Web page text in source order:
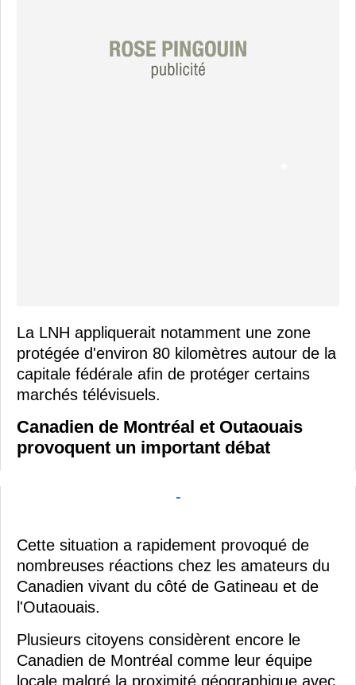
La LNH appliquerait notamment une zone
protégée d'environ 80 kilomètres autour de la
capitale fédérale afin de protéger certains
marchés télévisuels.
Canadien de Montréal et Outaouais
provoquent un important débat
-
Cette situation a rapidement provoqué de
nombreuses réactions chez les amateurs du
Canadien vivant du côté de Gatineau et de
l'Outaouais.
Plusieurs citoyens considèrent encore le
Canadien de Montréal comme leur équipe
locale malgré la proximité géographique avec